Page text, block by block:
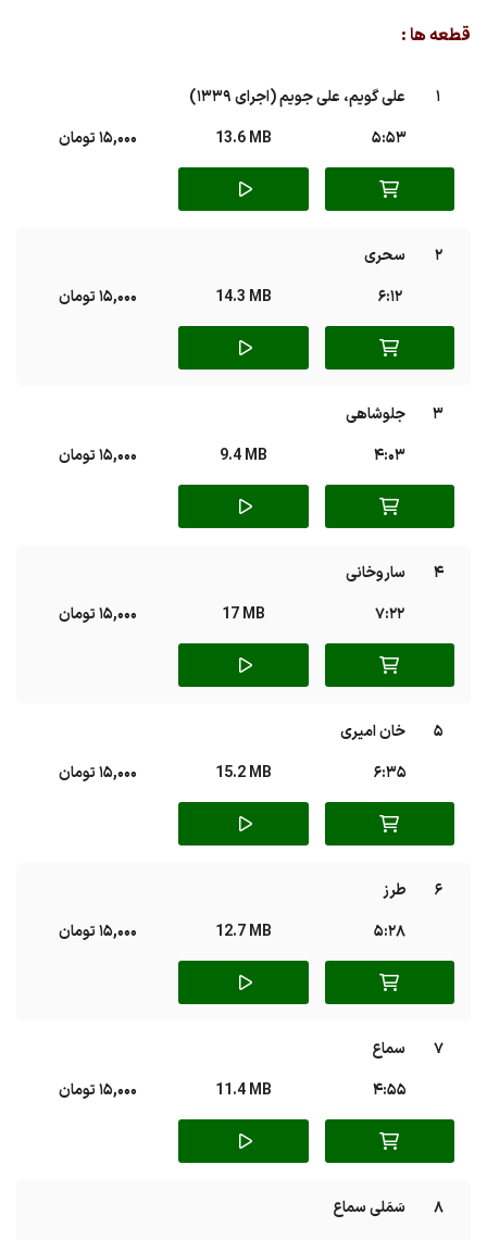
قطعه ها :
1
علی گویم، علی جویم (اجرای 1339)
5:53
13.6 MB 15,000 تومان
2
سحری
6:12
14.3 MB 15,000 تومان
3
جلوشاهی
4:03
9.4 MB 15,000 تومان
4
ساروخانی
7:22
17 MB 15,000 تومان
5
خان امیری
6:35
15.2 MB 15,000 تومان
6
طرز
5:28
12.7 MB 15,000 تومان
7
سماع
4:55
11.4 MB 15,000 تومان
8
سَمَلی سماع